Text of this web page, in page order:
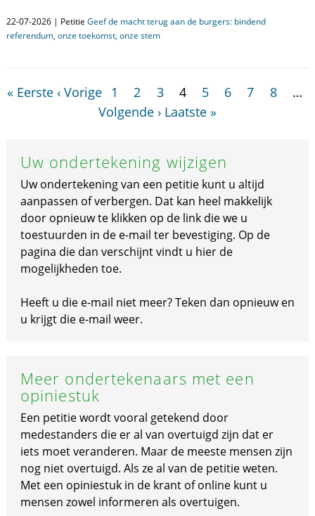
22-07-2026 | Petitie Geef de macht terug aan de burgers: bindend
referendum, onze toekomst, onze stem
« Eerste ‹ Vorige 1 2 3 4 5 6 7 8
…
Volgende › Laatste »
Uw ondertekening wijzigen
Uw ondertekening van een petitie kunt u altijd
aanpassen of verbergen. Dat kan heel makkelijk
door opnieuw te klikken op de link die we u
toestuurden in de e-mail ter bevestiging. Op de
pagina die dan verschijnt vindt u hier de
mogelijkheden toe.
Heeft u die e-mail niet meer? Teken dan opnieuw en
u krijgt die e-mail weer.
Meer ondertekenaars met een
opiniestuk
Een petitie wordt vooral getekend door
medestanders die er al van overtuigd zijn dat er
iets moet veranderen. Maar de meeste mensen zijn
nog niet overtuigd. Als ze al van de petitie weten.
Met een opiniestuk in de krant of online kunt u
mensen zowel informeren als overtuigen.